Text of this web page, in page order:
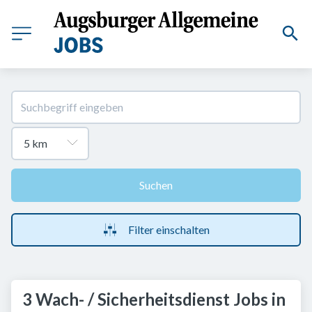
Suchen
Filter einschalten
3 Wach- / Sicherheitsdienst Jobs in